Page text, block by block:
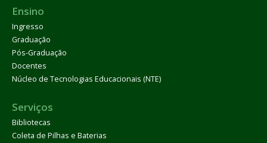
Ensino
Ingresso
Graduação
Pós-Graduação
Docentes
Núcleo de Tecnologias Educacionais (NTE)
Serviços
Bibliotecas
Coleta de Pilhas e Baterias